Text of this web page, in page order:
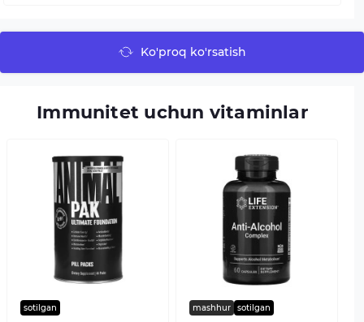
Ko'proq ko'rsatish
Immunitet uchun vitaminlar
sotilgan mashhur sotilgan